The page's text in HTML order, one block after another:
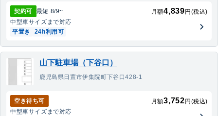
契約可 最短 8/9~ 月額4,839 円(税込)
中型車サイズまで対応
平置き
24h利用可
山下駐車場（下谷口）
鹿児島県日置市伊集院町下谷口428-1
空き待ち可 月額3,752 円(税込)
中型車サイズまで対応